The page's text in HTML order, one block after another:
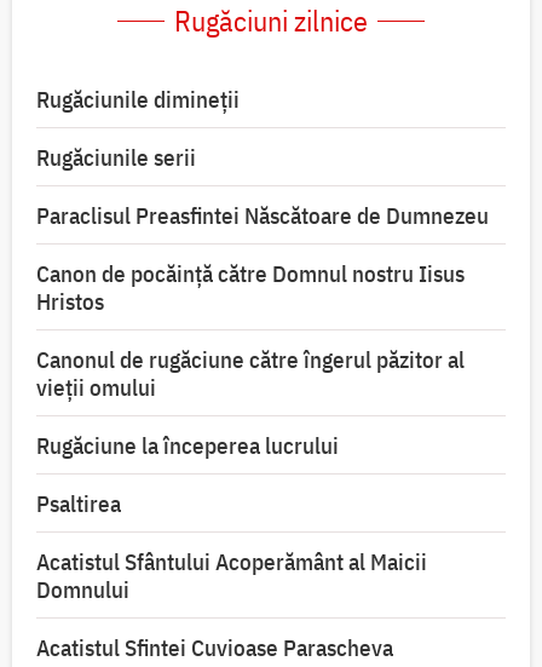
Rugăciuni zilnice
Rugăciunile dimineții
Rugăciunile serii
Paraclisul Preasfintei Născătoare de Dumnezeu
Canon de pocăință către Domnul nostru Iisus
Hristos
Canonul de rugăciune către îngerul păzitor al
vieții omului
Rugăciune la începerea lucrului
Psaltirea
Acatistul Sfântului Acoperământ al Maicii
Domnului
Acatistul Sfintei Cuvioase Parascheva